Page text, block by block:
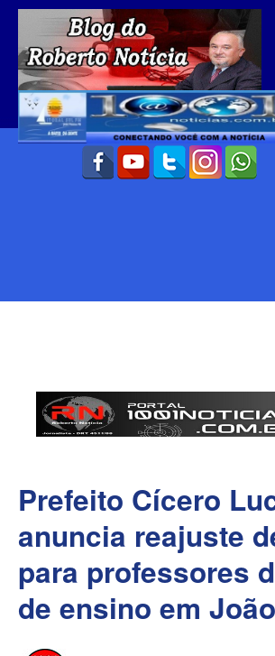
Prefeito Cícero
anuncia reajuste
para professores
de ensino em